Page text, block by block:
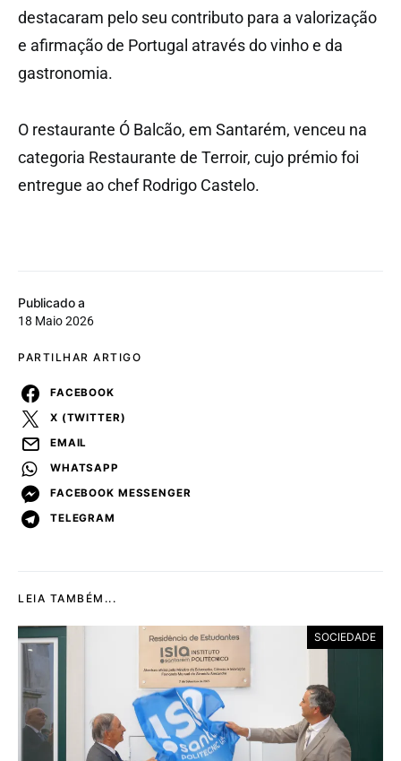
Publicado a
18 Maio 2026
PARTILHAR ARTIGO
FACEBOOK
X (TWITTER)
EMAIL
WHATSAPP
FACEBOOK MESSENGER
TELEGRAM
destacaram pelo seu contributo para a valorização
e afirmação de Portugal através do vinho e da
gastronomia.
O restaurante Ó Balcão, em Santarém, venceu na
categoria Restaurante de Terroir, cujo prémio foi
entregue ao chef Rodrigo Castelo.
LEIA TAMBÉM...
SOCIEDADE